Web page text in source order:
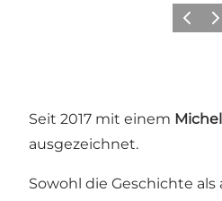
Seit 2017 mit einem
ausgezeichnet.
Sowohl die Geschichte als